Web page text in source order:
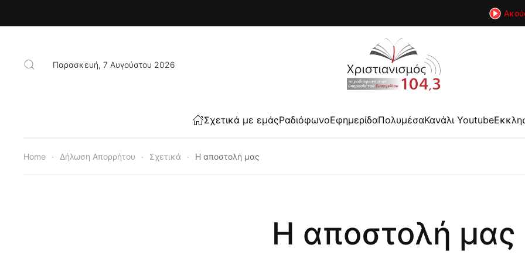
Παρασκευή, 7 Αυγούστου 2026
Σχετικά με εμάςΡαδιόφωνοΕφημερίδαΠολυμέσαΚανάλι Youtube
Home Δήλωση Απορρήτου Σχετικά Η αποστολή μας
Η αποστολή μας